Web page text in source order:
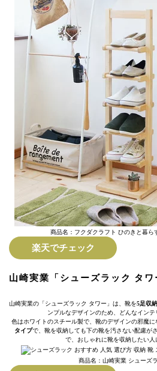
商品名：フクダクラフト ひのきと暮ら
楽天でチェック
山崎実業「シューズラック タワ
山崎実業の「シューズラック タワー」は、靴を5足収
ンプルなデザインのため、どんなインテ
色はホワイトのスチール製で、靴のデザインの邪魔
タイプで、靴を収納しても下の靴を汚さない配慮が
で、おしゃれに靴を収納したい人
商品名：山崎実業 シューズ